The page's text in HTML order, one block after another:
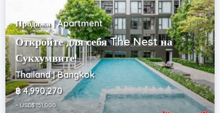
Продажа | Apartment
Откройте для себя The Nest на
Сукхумвите!
Thailand | Bangkok
฿ 4,990,270
~ USD$ 151,000